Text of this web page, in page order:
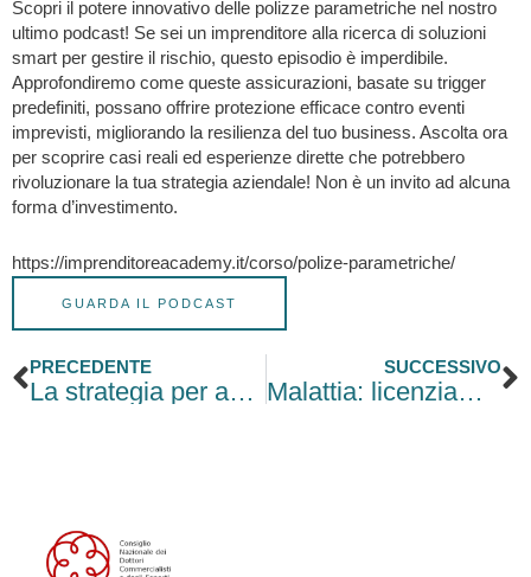
Scopri il potere innovativo delle polizze parametriche nel nostro
ultimo podcast! Se sei un imprenditore alla ricerca di soluzioni
smart per gestire il rischio, questo episodio è imperdibile.
Approfondiremo come queste assicurazioni, basate su trigger
predefiniti, possano offrire protezione efficace contro eventi
imprevisti, migliorando la resilienza del tuo business. Ascolta ora
per scoprire casi reali ed esperienze dirette che potrebbero
rivoluzionare la tua strategia aziendale! Non è un invito ad alcuna
forma d’investimento.
https://imprenditoreacademy.it/corso/polize-parametriche/
GUARDA IL PODCAST
Precedente
PRECEDENTE
La strategia per acquisire clienti con Linkedin
SUCCESSIVO
Malattia: licenziamento con certificato medico in ritardo